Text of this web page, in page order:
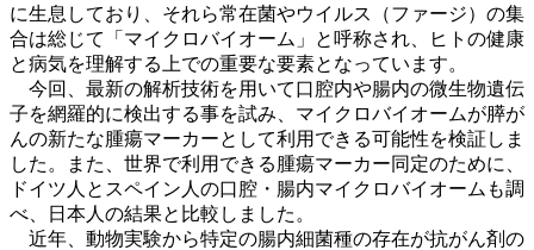
に生息しており、それら常在菌やウイルス（ファージ）の集
合は総じて「マイクロバイオーム」と呼称され、ヒトの健康
と病気を理解する上での重要な要素となっています。
今回、最新の解析技術を用いて口腔内や腸内の微生物遺伝
子を網羅的に検出する事を試み、マイクロバイオームが膵が
んの新たな腫瘍マーカーとして利用できる可能性を検証しま
した。また、世界で利用できる腫瘍マーカー同定のために、
ドイツ人とスペイン人の口腔・腸内マイクロバイオームも調
べ、日本人の結果と比較しました。
近年、動物実験から特定の腸内細菌種の存在が抗がん剤の